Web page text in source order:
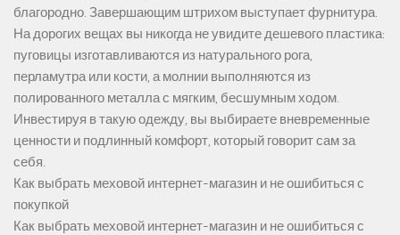
благородно. Завершающим штрихом выступает фурнитура.
На дорогих вещах вы никогда не увидите дешевого пластика:
пуговицы изготавливаются из натурального рога,
перламутра или кости, а молнии выполняются из
полированного металла с мягким, бесшумным ходом.
Инвестируя в такую одежду, вы выбираете вневременные
ценности и подлинный комфорт, который говорит сам за
себя.
Как выбрать меховой интернет-магазин и не ошибиться с
покупкой
Как выбрать меховой интернет-магазин и не ошибиться с